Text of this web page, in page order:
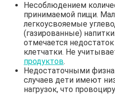
Несоблюдением
принимаемой пищи.
легкоусвояемые
(газированные)
отмечается
клетчатки. Не
продуктов.
Недостаточными
случаев дети имеют
нагрузок, что